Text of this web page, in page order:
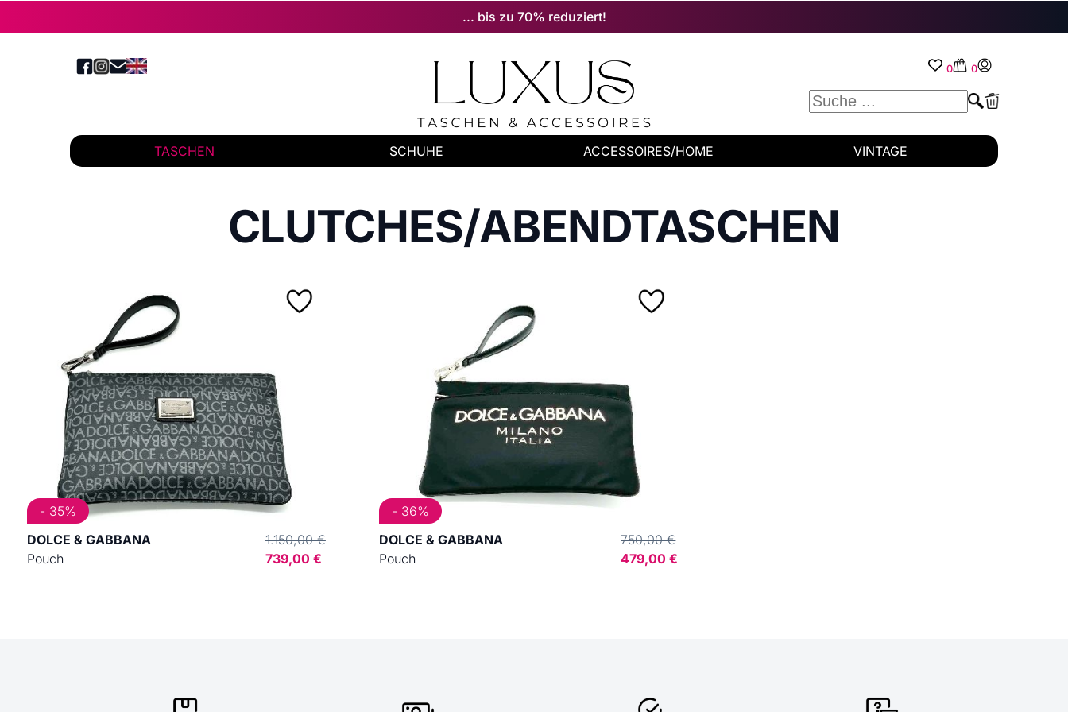
... bis zu 70% reduziert!
0 0
TASCHEN SCHUHE ACCESSOIRES/HOME VINTAGE
CLUTCHES/ABENDTASCHEN
DOLCE & GABBANA
Pouch
1.150,00 €
739,00 €
- 35%
DOLCE & GABBANA
Pouch
750,00 €
479,00 €
- 36%